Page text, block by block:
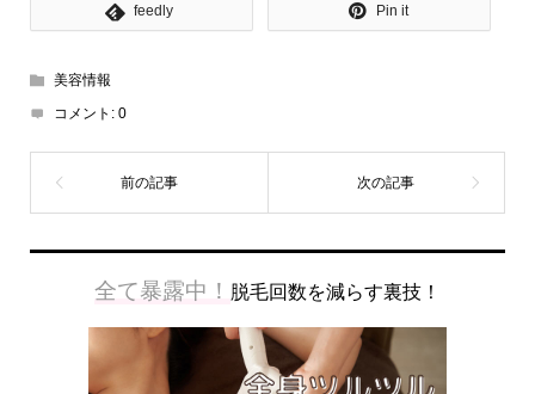
feedly Pin it
美容情報
コメント: 0
全て暴露中！ 脱毛回数を減らす裏技！